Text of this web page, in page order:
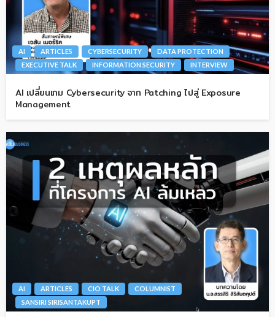
AI ARTICLES CYBERSECURITY
DATA PROTECTION
EXECUTIVE TALK
INFORMATION SECURITY INTERVIEW
AI เปลี่ยนเกม Cybersecurity จาก Patching ไปสู่ Exposure
Management
AI ARTICLES CIO TALK
COLUMNIST
SANSIRI SIRISANTAKUPT